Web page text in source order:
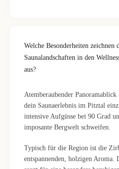
Welche Besonderheiten zeichnen
Saunalandschaften in den
aus?
Atemberaubender Panoramablick
dein Saunaerlebnis im Pitztal
intensive Aufgüsse bei 90 Grad
imposante Bergwelt schweifen.
Typisch für die Region ist die
entspannenden, holzigen